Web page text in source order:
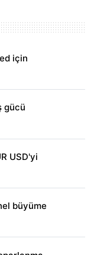
için
gücü
USD'yi
büyüme